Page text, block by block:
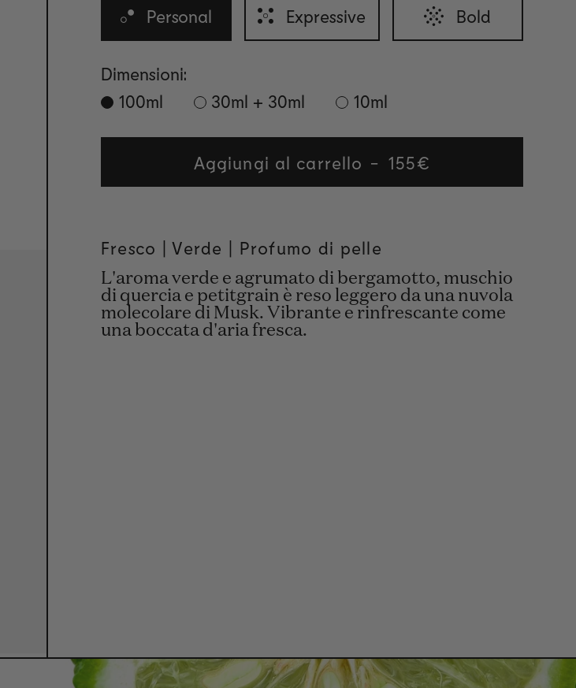
Personal Expressive Bold
Dimensioni:
100ml
30ml + 30ml 10ml
Aggiungi al carrello
Regular
price
155€
Fresco |Verde | Profumo di pelle
L'aroma verde e agrumato di bergamotto, muschio
di quercia e petitgrain è reso leggero da una nuvola
molecolare di Musk. Vibrante e rinfrescante come
una boccata d'aria fresca.